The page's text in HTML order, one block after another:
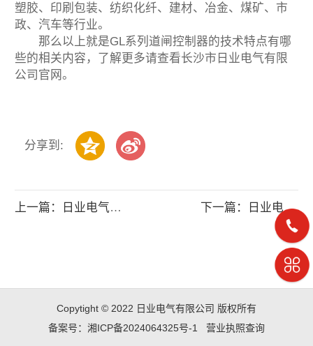
塑胶、印刷包装、纺织化纤、建材、冶金、煤矿、市
政、汽车等行业。
那么以上就是GL系列道闸控制器的技术特点有哪
些的相关内容，了解更多请查看长沙市日业电气有限
公司官网。
分享到:
上一篇：日业电气这种缠绕机智能控制器的应用原.. 下一篇：日业电气的CM53XH系列变频器怎么样
Copytight © 2022 日业电气有限公司 版权所有
备案号：湘ICP备2024064325号-1
营业执照查询